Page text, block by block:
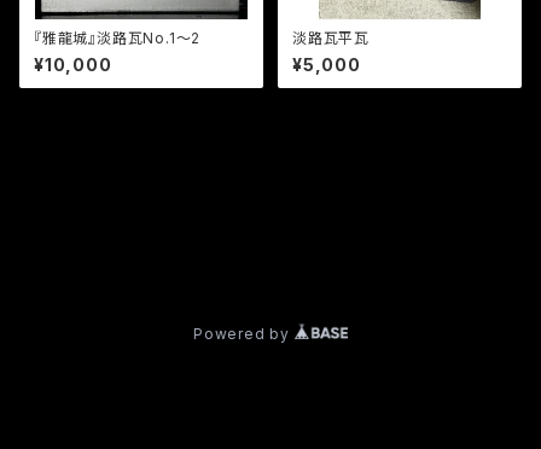
『雅龍城』淡路瓦No.1〜2
¥10,000
淡路瓦平瓦
¥5,000
Powered by